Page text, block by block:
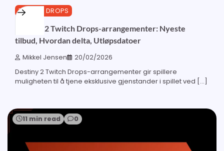
TWITCH DROPS
Destiny 2 Twitch Drops-arrangementer: Nyeste
tilbud, Hvordan delta, Utløpsdatoer
Mikkel Jensen 20/02/2026
Destiny 2 Twitch Drops-arrangementer gir spillere
muligheten til å tjene eksklusive gjenstander i spillet ved […]
11 min read 0